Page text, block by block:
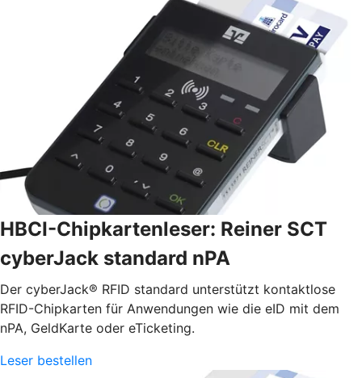
HBCI-Chipkartenleser: Reiner SCT
cyberJack standard nPA
Der cyberJack® RFID standard unterstützt kontaktlose
RFID-Chipkarten für Anwendungen wie die eID mit dem
nPA, GeldKarte oder eTicketing.
Leser bestellen